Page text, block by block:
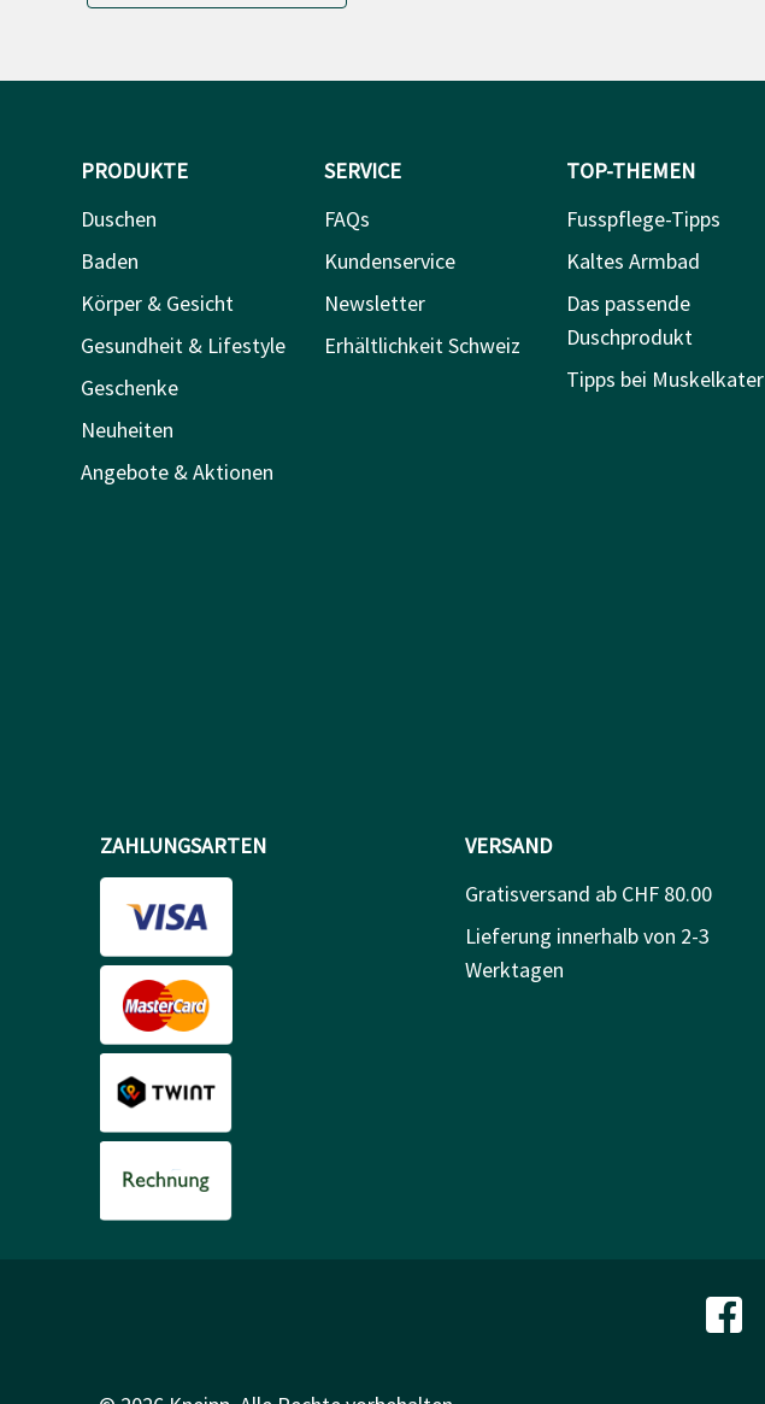
PRODUKTE
Duschen
Baden
Körper & Gesicht
Gesundheit & Lifestyle
Geschenke
Neuheiten
Angebote & Aktionen
SERVICE
FAQs
Kundenservice
Newsletter
Erhältlichkeit Schweiz
TOP-THEMEN
Fusspflege-Tipps
Kaltes Armbad
Das passende
Duschprodukt
Tipps bei Muskelkater
ZAHLUNGSARTEN
VERSAND
Gratisversand ab CHF 80.00
Lieferung innerhalb von 2-3
Werktagen